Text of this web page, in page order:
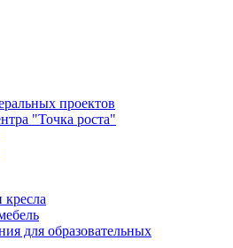
проектов
"Точка роста"
кресла
для образовательных